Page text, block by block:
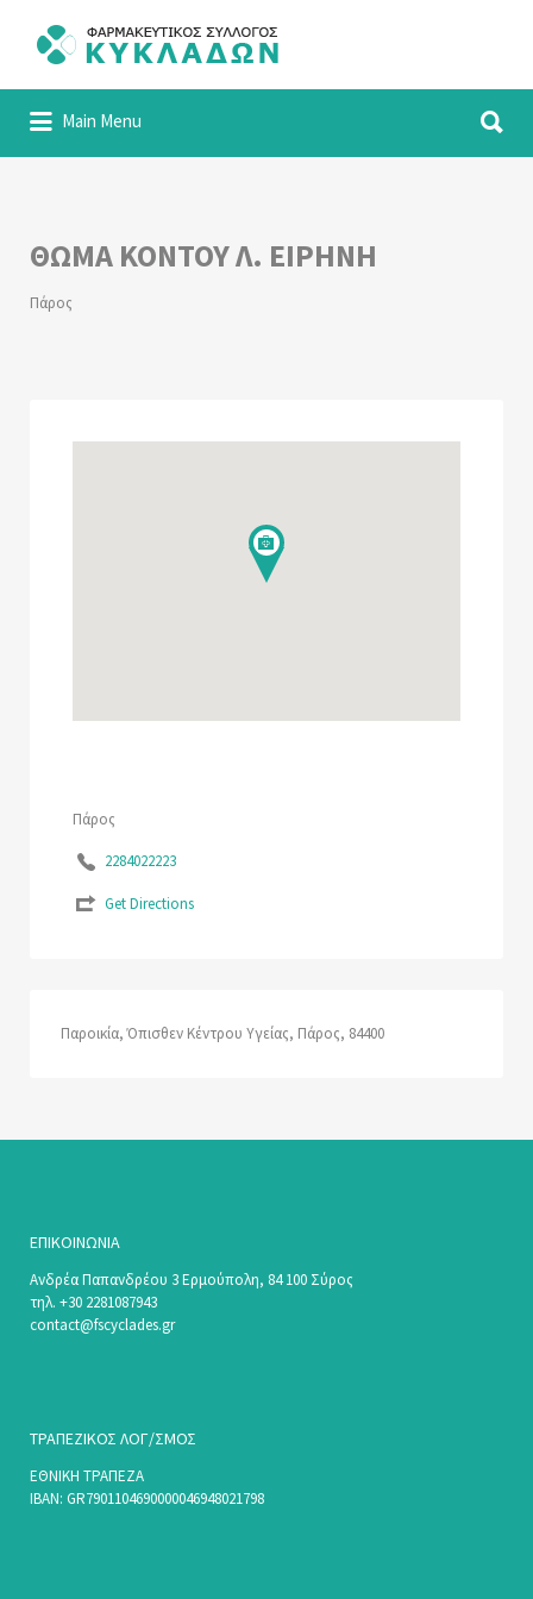
Φαρμακευτικός Σύλλογος Κυκλάδων
Αναζήτηση
για:
Main Menu
για:
ΘΩΜΑ ΚΟΝΤΟΥ Λ. ΕΙΡΗΝΗ
Πάρος
Πάρος
2284022223
Get Directions
Παροικία, Όπισθεν Κέντρου Υγείας, Πάρος, 84400
ΕΠΙΚΟΙΝΩΝΊΑ
Ανδρέα Παπανδρέου 3 Ερμούπολη, 84 100 Σύρος
τηλ. +30 2281087943
contact@fscyclades.gr
ΤΡΑΠΕΖΙΚΟΣ ΛΟΓ/ΣΜΟΣ
ΕΘΝΙΚΗ ΤΡΑΠΕΖΑ
ΙΒΑΝ: GR7901104690000046948021798